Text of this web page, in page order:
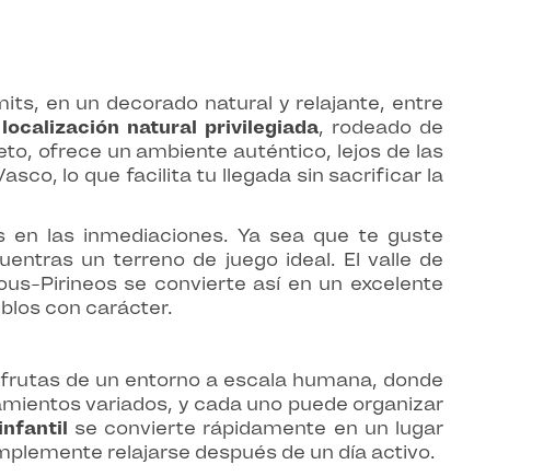
en un decorado natural y relajante, entre
localización natural privilegiada, rodeado de
ofrece un ambiente auténtico, lejos de las
lo que facilita tu llegada sin sacrificar la
las inmediaciones. Ya sea que te guste
un terreno de juego ideal. El valle de
Pirineos se convierte así en un excelente
con carácter.
de un entorno a escala humana, donde
variados, y cada uno puede organizar
se convierte rápidamente en un lugar
relajarse después de un día activo.